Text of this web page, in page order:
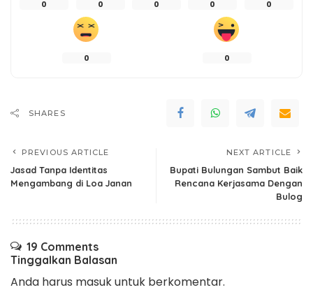
0 0 0 0 0
0 0
SHARES
PREVIOUS ARTICLE
Jasad Tanpa Identitas
Mengambang di Loa Janan
NEXT ARTICLE
Bupati Bulungan Sambut Baik
Rencana Kerjasama Dengan
Bulog
19 Comments
Tinggalkan Balasan
Anda harus masukuntuk berkomentar.